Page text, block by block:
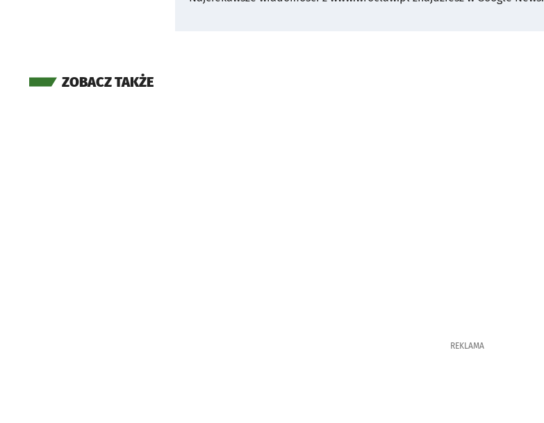
ZOBACZ TAKŻE
REKLAMA